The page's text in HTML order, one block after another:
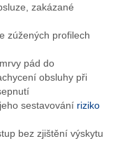
zakázané
zúžených profilech
pád do
obsluhy při
sestavování riziko
bez zjištění výskytu